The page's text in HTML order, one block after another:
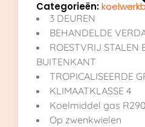
Categorieën:
3 DEUREN
BEHANDELDE
ROESTVRIJ STALEN
BUITENKANT
TROPICALISEERDE
KLIMAATKLASSE 4
Koelmiddel gas R290
Op zwenkwielen